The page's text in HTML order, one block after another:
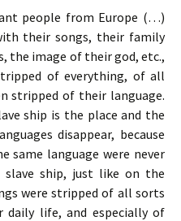
people from Europe (…)
their songs, their family
the image of their god, etc.,
of everything, of all
stripped of their language.
ship is the place and the
disappear, because
same language were never
ship, just like on the
were stripped of all sorts
life, and especially of